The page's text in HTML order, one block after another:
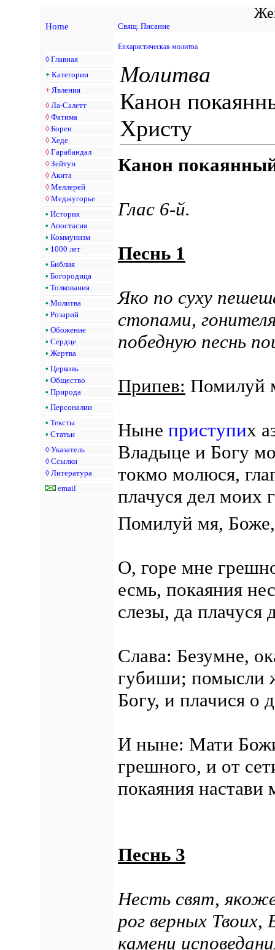
Home Свящ. Писание
◊ Главная
+ Категории
+ Явления
◊ Ла-Салетт
◊ Фатима
◊ Борен
◊ Хеде
◊ Гарабандал
◊ Зейтун
◊ Акита
◊ Меллерей
◊ Меджугорье
• История
• Апостасия
• Коммунизм
• 1000 лет
• Библия
• Богородица
• Толкования
• Молитва
• Розарий
• Обожение
• Сердце
• Жертва
• Церковь
• Общество
• Природа
• Персоналии
• Тексты
• Статьи
◊ Указатель
◊ Ссылки
◊ Литература
email
Евхаристическая молитва
Молитва
Канон
Христу
Канон
Глас 6-й.
Песнь 1
Яко по суху
стопами,
победную песнь
Припев: Помилуй
Ныне приступих
Владыце и Богу
токмо молюся,
плачуся дел моих
Помилуй мя,
О, горе мне
есмь, покаяния
слезы, да плачуся
Слава: Безумне,
губиши; помысли
Богу, и плачися о
И ныне: Мати
грешного, и от
покаяния настави
Песнь 3
Несть свят,
рог верных
камени